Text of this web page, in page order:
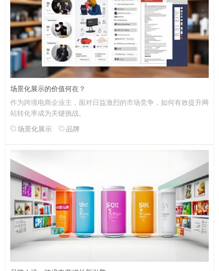
场景化展示的价值何在？
作为跨境电商企业主，面对日益激烈的市场竞争，如何有效提升网
站转化率成为关键挑战。
场景化展示
品牌